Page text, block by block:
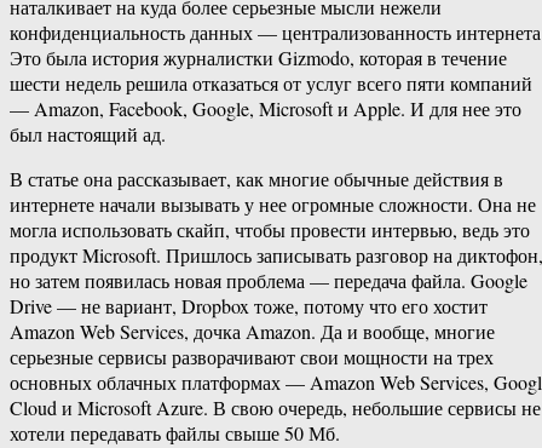
наталкивает на куда более серьезные мысли нежели
конфиденциальность данных — централизованность
Это была история журналистки Gizmodo, которая в течение
шести недель решила отказаться от услуг всего пяти компаний
— Amazon, Facebook, Google, Microsoft и Apple. И для нее это
был настоящий ад.
В статье она рассказывает, как многие обычные действия в
интернете начали вызывать у нее огромные сложности. Она не
могла использовать скайп, чтобы провести интервью, ведь это
продукт Microsoft. Пришлось записывать разговор на диктофон,
но затем появилась новая проблема — передача файла. Google
Drive — не вариант, Dropbox тоже, потому что его хостит
Amazon Web Services, дочка Amazon. Да и вообще, многие
серьезные сервисы разворачивают свои мощности на трех
основных облачных платформах — Amazon Web Services,
Cloud и Microsoft Azure. В свою очередь, небольшие сервисы не
хотели передавать файлы свыше 50 Мб.